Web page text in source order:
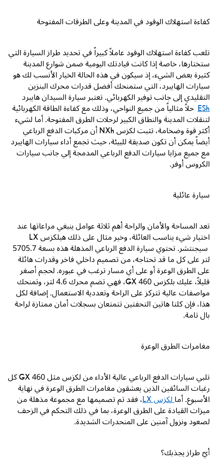
كفاءة استهلاك الوقود في المدينة وعلى الطرقات المفتوحة
تلعب كفاءة استهلاك الوقود عاملاً كبيراً في تحديد طراز السيارة التي
ستختارها، خاصة إذا كانت قيادتك اليومية ضمن شوارع المدينة
كثيرة بعض الشيء، إذ سيكون في هذه الحالة الخيار الأنسب لك هو
سيارات الهايبرد، التي ستمنحك أفضل قدرات محرك البنزين
التقليدي إلى جانب توفير الكهربائي. تعتبر سيارة السيدان هايبرد
ESh حلاً مثالياً من جميع النواحي، وذلك مع كفاءة الطاقة الكهربائية
لتنقلات المدينة والنطاق الكبير لرحلات الطرق المفتوحة. أما لشيء
أكثر قوة وضخامة، تثبت لكزسNXhأن مركبات الدفع الرباعي
أيضاً يمكن أن تكون صديقة للبيئة، حيث تجمع أداء سيارات الهايبرد
مع جميع مزايا سيارات الدفع الرباعي المدمجة إلي جانب سيارات
الكروس أوفر.
سيارة عائلية
تعد المساحة والأمان والراحة أهم ثلاثة عوامل ينبغي مراعاتها عند
اختيار شيء يناسب العائلة، وخير مثال على ذلك هي لكزس LX
570سيجنتشر. تحتوي سيارة الدفع الرباعي المذهلة هذه بسعة 5.7
لتر على كل ما قد تحتاجه، من تصميم داخلي فاخر وقدرات هائلة
على الطرق الوعرة أو على أي مسار ترغب في عبوره. لحجم أصغر
قليلاً، عليكبلكزسGX 460 ، فهي تضم محرك 4.6 لتر، وتمنحك
مواصفات عالية تتركز على الراحة وتعددية الاستعمال. إضافة لكل
هذا، فإن كلتا هاتين التحفتين تتمتعان بسجلات أمان ممتازة لراحة
بال تامة.
مغامرات الطرق الوعرة
تلبي سيارات الدفع الرباعي عالية الأداء من لكزس مثلGX 460كل
رغبات السائقين الذين يعشقون مغامرات الطرق الوعرة في نهاية
الأسبوع. أمالكزسLX، فقد تم تصميمها مع مجموعة مذهلة من
ميزات القيادة على الطرق الوعرة، بما في ذلك التحكم في الزحف
لصعود ونزول آمنين على المنحدرات الشديدة.
أيّ طراز يجذبك؟